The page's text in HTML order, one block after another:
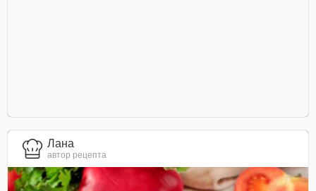
Лана
автор рецепта